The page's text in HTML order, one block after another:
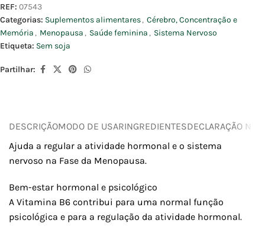
REF: 07543
Categorias: Suplementos alimentares, Cérebro, Concentração e
Memória , Menopausa , Saúde feminina , Sistema Nervoso
Etiqueta: Sem soja
Partilhar:
DESCRIÇÃOMODO DE USARINGREDIENTESDECLARAÇÃO
Ajuda a regular a atividade hormonal e o sistema
nervoso na Fase da Menopausa.
Bem-estar hormonal e psicológico
A Vitamina B6 contribui para uma normal função
psicológica e para a regulação da atividade hormonal.